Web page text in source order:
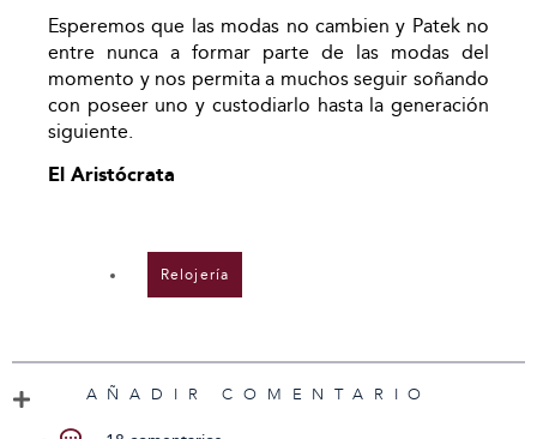
Esperemos que las modas no cambien y Patek no
entre nunca a formar parte de las modas del
momento y nos permita a muchos seguir soñando
con poseer uno y custodiarlo hasta la generación
siguiente.
El Aristócrata
Relojería
AÑADIR COMENTARIO